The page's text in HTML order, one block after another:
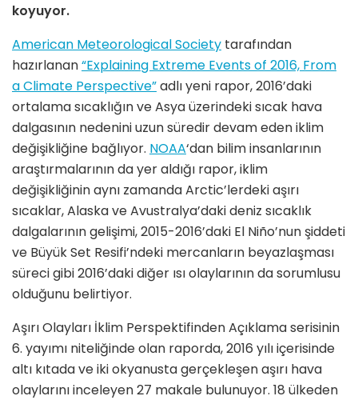
koyuyor.
American Meteorological Society tarafından
hazırlanan“Explaining Extreme Events of 2016, From
a Climate Perspective”adlı yeni rapor, 2016’daki
ortalama sıcaklığın ve Asya üzerindeki sıcak hava
dalgasının nedenini uzun süredir devam eden iklim
değişikliğine bağlıyor. NOAA‘dan bilim insanlarının
araştırmalarının da yer aldığı rapor, iklim
değişikliğinin aynı zamanda Arctic’lerdeki aşırı
sıcaklar, Alaska ve Avustralya’daki deniz sıcaklık
dalgalarının gelişimi, 2015-2016’daki El Niño’nun şiddeti
ve Büyük Set Resifi’ndeki mercanların beyazlaşması
süreci gibi 2016’daki diğer ısı olaylarının da sorumlusu
olduğunu belirtiyor.
Aşırı Olayları İklim Perspektifinden Açıklama serisinin
6. yayımı niteliğinde olan raporda, 2016 yılı içerisinde
altı kıtada ve iki okyanusta gerçekleşen aşırı hava
olaylarını inceleyen 27 makale bulunuyor. 18 ülkeden